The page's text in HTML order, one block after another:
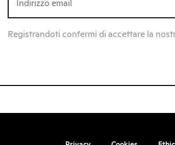
Registrandoti confermi di accettare la